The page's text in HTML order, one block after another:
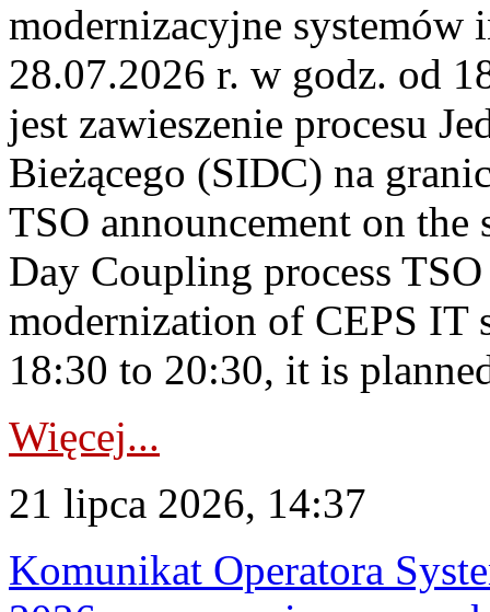
modernizacyjne
28.07.2026 r. w godz. od
jest zawieszenie procesu
Bieżącego (SIDC) na
TSO announcement on
Day Coupling process
modernization of CEPS IT
18:30 to 20:30, it is
Więcej...
21 lipca 2026, 14:37
Komunikat Operatora